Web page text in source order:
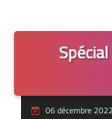
06 décembre 2022